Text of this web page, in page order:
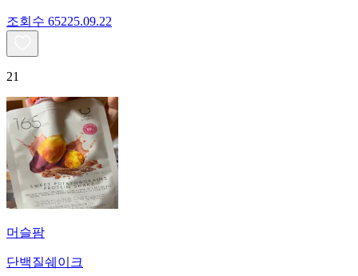
조회수 65225.09.22
21
머슬팜
단백질쉐이크